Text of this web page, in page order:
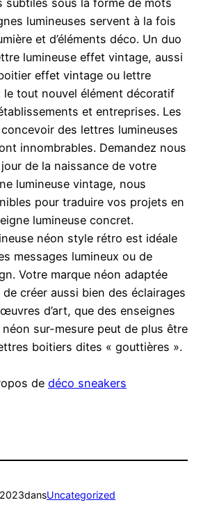
subtiles sous la forme de mots
lumineuses servent à la fois
et d’éléments déco. Un duo
lumineuse effet vintage, aussi
effet vintage ou lettre
tout nouvel élément décoratif
et entreprises. Les
des lettres lumineuses
innombrables. Demandez nous
de la naissance de votre
lumineuse vintage, nous
pour traduire vos projets en
lumineuse concret.
néon style rétro est idéale
messages lumineux ou de
Votre marque néon adaptée
créer aussi bien des éclairages
d’art, que des enseignes
néon sur-mesure peut de plus être
boitiers dites « gouttières ».
de déco sneakers
dansUncategorized